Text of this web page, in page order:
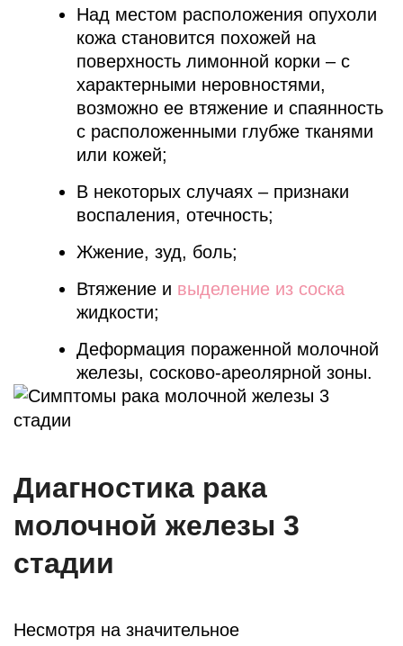
Над местом расположения опухоли
кожа становится похожей на
поверхность лимонной корки – с
характерными неровностями,
возможно ее втяжение и спаянность
с расположенными глубже тканями
или кожей;
В некоторых случаях – признаки
воспаления, отечность;
Жжение, зуд, боль;
Втяжение и выделение из соска
жидкости;
Деформация пораженной молочной
железы, сосково-ареолярной зоны.
Диагностика рака
молочной железы 3
стадии
Несмотря на значительное